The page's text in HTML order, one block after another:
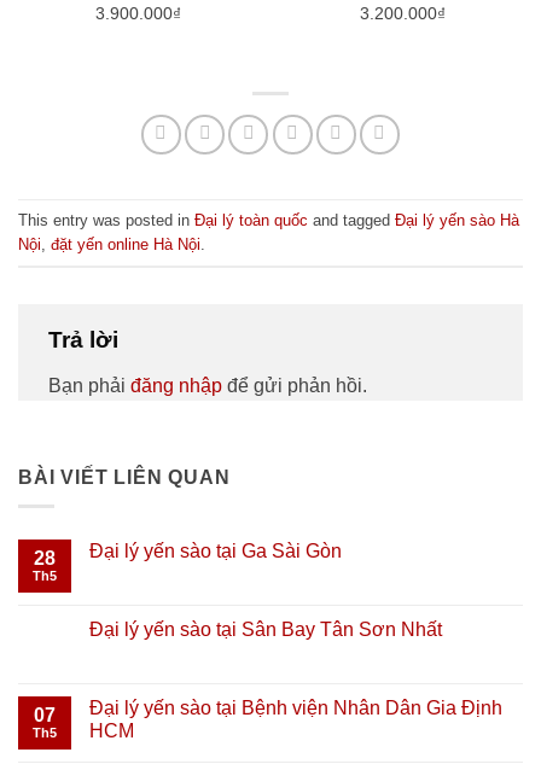
3.900.000₫ 3.200.000₫
This entry was posted in Đại lý toàn quốc and tagged Đại lý yến sào Hà
Nội đặt yến online Hà Nội
Trả lời
Bạn phải đăng nhập để gửi phản hồi.
BÀI VIẾT LIÊN QUAN
28
Th5
Đại lý yến sào tại Ga Sài Gòn
Đại lý yến sào tại Sân Bay Tân Sơn Nhất
07
Th5
Đại lý yến sào tại Bệnh viện Nhân Dân Gia Định
HCM